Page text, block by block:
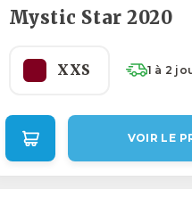
Mystic Star 2020
XXS 1 à 2
VOIR LE